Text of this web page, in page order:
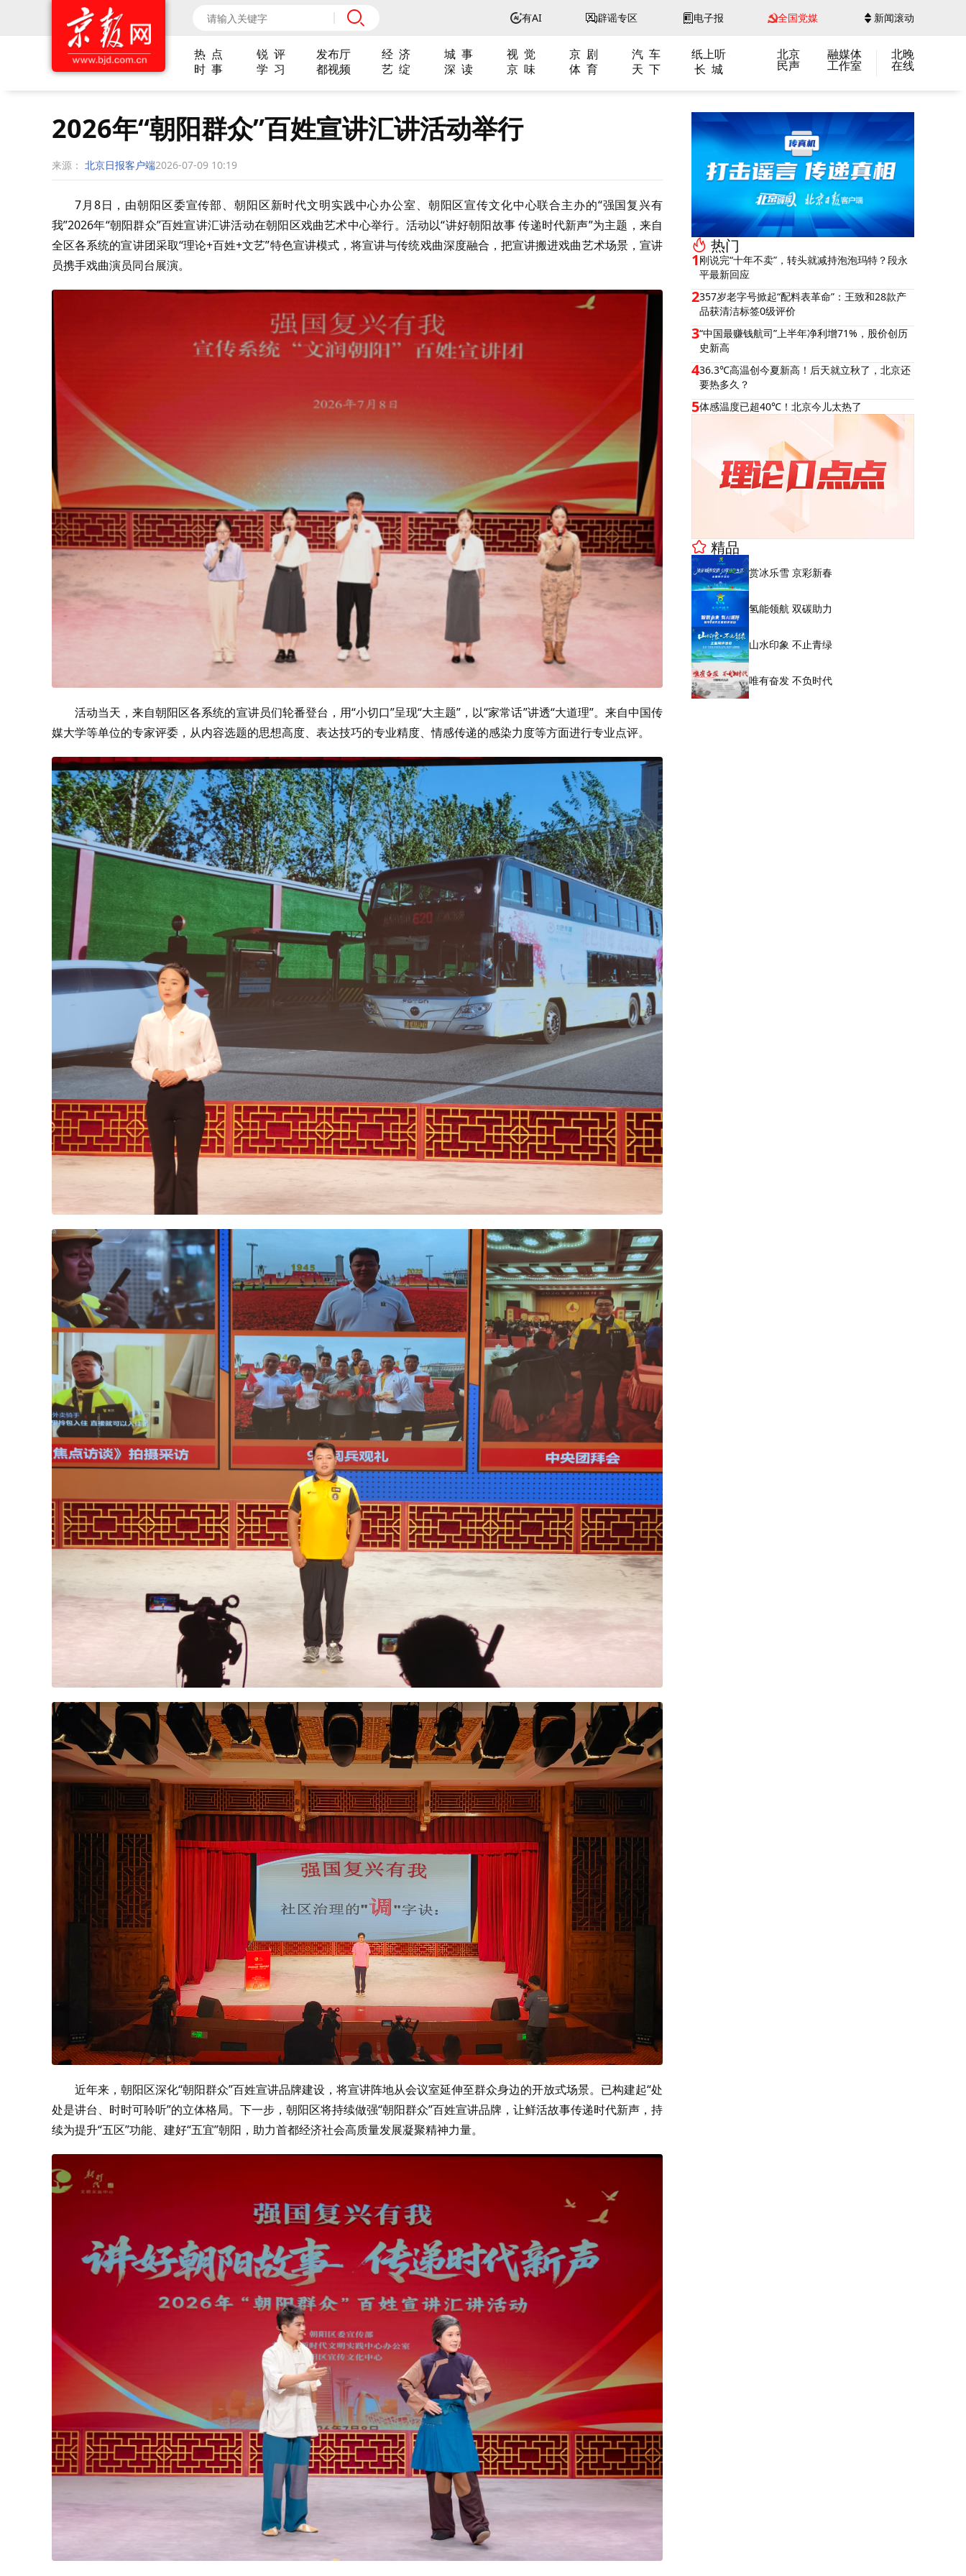
有AI 辟谣专区 电子报 全国党媒 新闻滚动
热 点 锐 评 发布厅 经 济 城 事 视 觉 京 剧 汽 车
纸上听
时 事
学 习 都视频 艺 绽 深 读 京 味 体 育 天 下 长 城
北京
民声
融媒体
工作室
北晚
在线
2026年“朝阳群众”百姓宣讲汇讲活动举行
来源： 北京日报客户端2026-07-09 10:19
7月8日，由朝阳区委宣传部、朝阳区新时代文明实践中心办公室、朝阳区宣传文化中心联合主办的“强国复兴有
我”2026年“朝阳群众”百姓宣讲汇讲活动在朝阳区戏曲艺术中心举行。活动以“讲好朝阳故事 传递时代新声”为主题，来自
全区各系统的宣讲团采取“理论+百姓+文艺”特色宣讲模式，将宣讲与传统戏曲深度融合，把宣讲搬进戏曲艺术场景，宣讲
员携手戏曲演员同台展演。
活动当天，来自朝阳区各系统的宣讲员们轮番登台，用“小切口”呈现“大主题”，以“家常话”讲透“大道理”。来自中国传
媒大学等单位的专家评委，从内容选题的思想高度、表达技巧的专业精度、情感传递的感染力度等方面进行专业点评。
近年来，朝阳区深化“朝阳群众”百姓宣讲品牌建设，将宣讲阵地从会议室延伸至群众身边的开放式场景。已构建起“处
处是讲台、时时可聆听”的立体格局。下一步，朝阳区将持续做强“朝阳群众”百姓宣讲品牌，让鲜活故事传递时代新声，持
续为提升“五区”功能、建好“五宜”朝阳，助力首都经济社会高质量发展凝聚精神力量。
热门
1刚说完“十年不卖”，转头就减持泡泡玛特？段永
平最新回应
2357岁老字号掀起“配料表革命”：王致和28款产
品获清洁标签0级评价
3“中国最赚钱航司”上半年净利增71%，股价创历
史新高
436.3℃高温创今夏新高！后天就立秋了，北京还
要热多久？
5体感温度已超40℃！北京今儿太热了
精品
赏冰乐雪 京彩新春
氢能领航 双碳助力
山水印象 不止青绿
唯有奋发 不负时代